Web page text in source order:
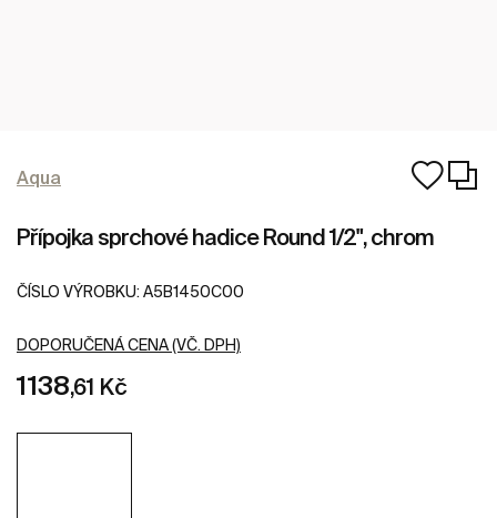
Aqua
Přípojka sprchové hadice Round 1/2", chrom
ČÍSLO VÝROBKU: A5B1450C00
DOPORUČENÁ CENA (VČ. DPH)
1138,61 Kč